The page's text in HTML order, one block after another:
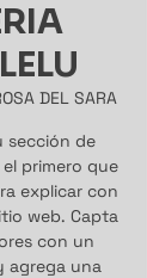
DEL SARA
sección de
primero que
explicar con
web. Capta
con un
agrega una